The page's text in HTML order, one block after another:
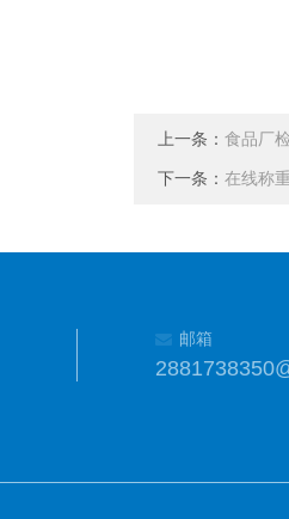
上一条： 食品厂
下一条： 在线称
邮箱